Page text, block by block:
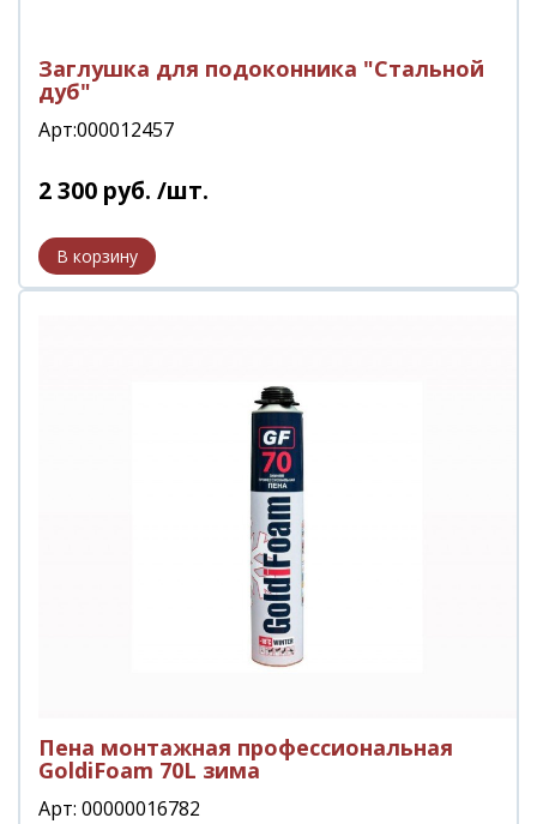
Заглушка для подоконника "Стальной
дуб"
Арт:000012457
2 300 руб. /шт.
Пена монтажная профессиональная
GoldiFoam 70L зима
Арт: 00000016782